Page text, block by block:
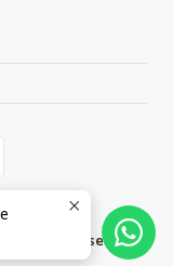
por Jumpseller.